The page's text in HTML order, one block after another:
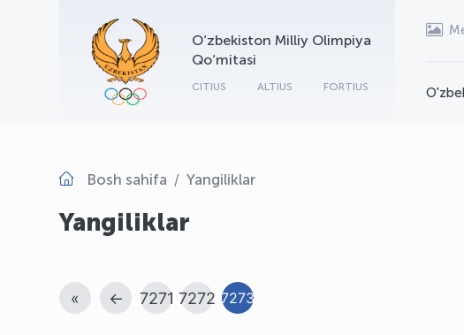
O‘zbekiston Milliy Olimpiya
Qo‘mitasi
CITIUS ALTIUS FORTIUS
Bosh sahifa Yangiliklar
Yangiliklar
« ← 7271 7272 7273